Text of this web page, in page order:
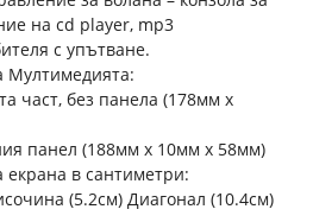
на cd player, mp3
с упътване.
Мултимедията:
част, без панела (178мм х
панел (188мм х 10мм х 58мм)
в сантиметри:
(5.2см) Диагонал (10.4см)